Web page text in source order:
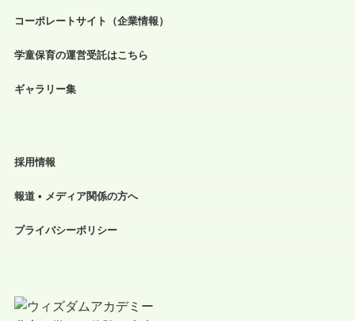
コーポレートサイト（企業情報）
学童保育の運営受託はこちら
ギャラリー集
採用情報
報道 • メディア関係の方へ
プライバシーポリシー